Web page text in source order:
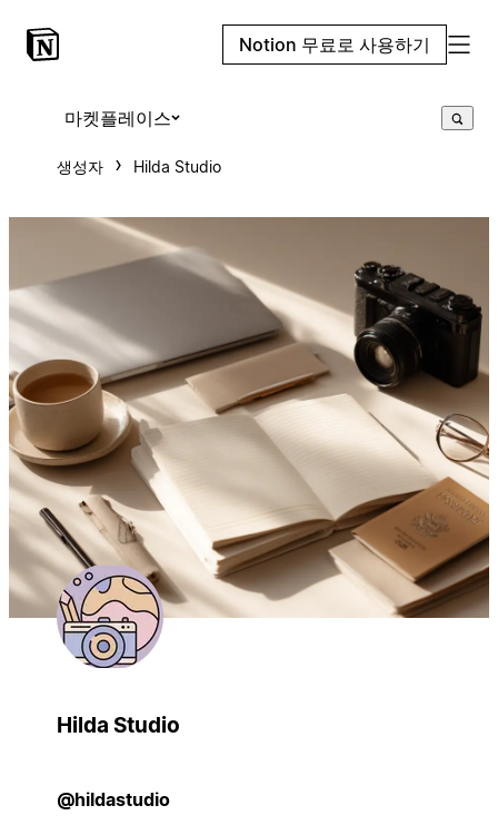
Notion 무료로 사용하기
마켓플레이스
생성자 Hilda Studio
Hilda Studio
@hildastudio